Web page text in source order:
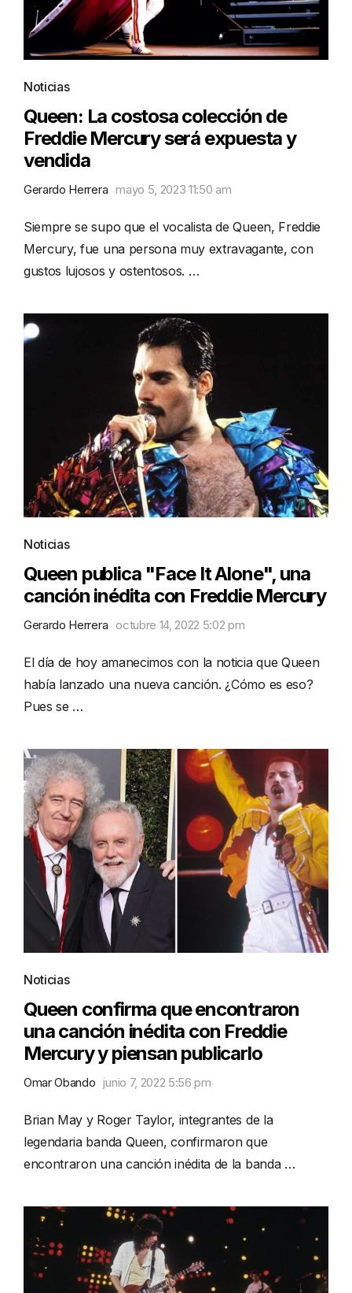
Noticias
Queen: La costosa colección de
Freddie Mercury será expuesta y
vendida
Gerardo Herrera mayo 5, 2023 11:50 am
Siempre se supo que el vocalista de Queen, Freddie
Mercury, fue una persona muy extravagante, con
gustos lujosos y ostentosos. …
Noticias
Queen publica "Face It Alone", una
canción inédita con Freddie Mercury
Gerardo Herrera octubre 14, 2022 5:02 pm
El día de hoy amanecimos con la noticia que Queen
había lanzado una nueva canción. ¿Cómo es eso?
Pues se …
Noticias
Queen confirma que encontraron
una canción inédita con Freddie
Mercury y piensan publicarlo
Omar Obando junio 7, 2022 5:56 pm
Brian May y Roger Taylor, integrantes de la
legendaria banda Queen, confirmaron que
encontraron una canción inédita de la banda …